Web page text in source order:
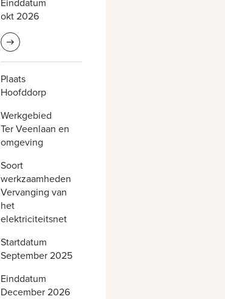
okt 2026
Plaats
Hoofddorp
Werkgebied
Ter Veenlaan en
omgeving
Soort
werkzaamheden
Vervanging van
het
elektriciteitsnet
Startdatum
September 2025
Einddatum
December 2026